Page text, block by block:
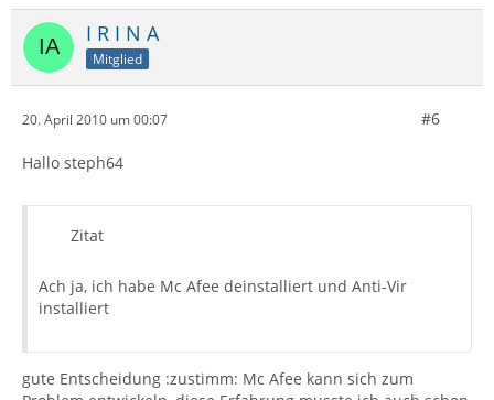
I R I N A
Mitglied
20. April 2010 um 00:07 #6
Hallo steph64
Zitat
Ach ja, ich habe Mc Afee deinstalliert und Anti-Vir
installiert
gute Entscheidung :zustimm: Mc Afee kann sich zum